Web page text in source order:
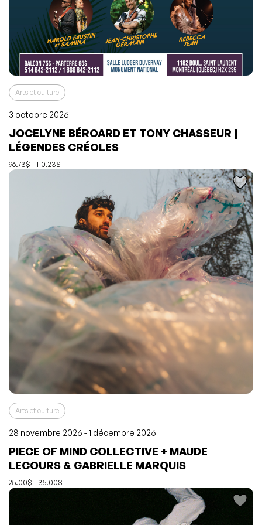
Arts et culture
3 octobre 2026
JOCELYNE BÉROARD ET TONY CHASSEUR |
LÉGENDES CRÉOLES
96.73$ - 110.23$
L'événement a été ajouté à vos favoris
Événement retiré de vos favoris
Arts et culture
28 novembre 2026 - 1 décembre 2026
PIECE OF MIND COLLECTIVE + MAUDE
LECOURS & GABRIELLE MARQUIS
25.00$ - 35.00$
L'événement a été ajouté à vos favoris
Événement retiré de vos favoris